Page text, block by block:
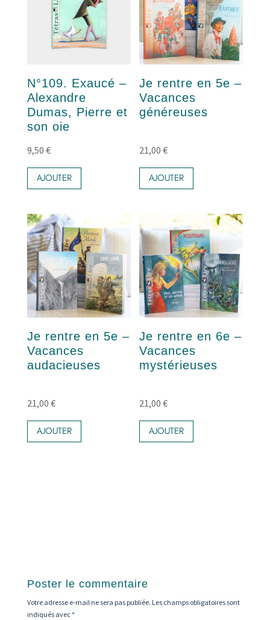
N°109. Exaucé –
Alexandre
Dumas, Pierre et
son oie
9,50 €
AJOUTER
Je rentre en 5e –
Vacances
généreuses
21,00€
AJOUTER
Je rentre en 5e –
Vacances
audacieuses
21,00 €
AJOUTER
Je rentre en 6e –
Vacances
mystérieuses
21,00€
AJOUTER
Poster le commentaire
Votre adresse e-mail ne sera pas publiée. Les champs obligatoires sont
indiqués avec*